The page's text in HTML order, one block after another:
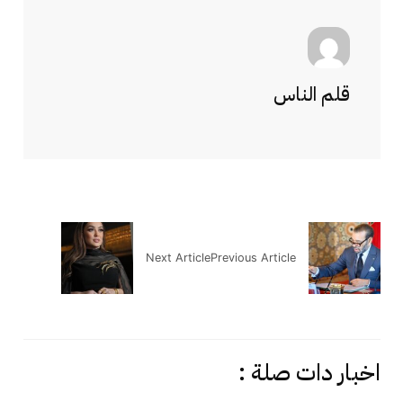
قلم الناس
Previous Article
Next Article
اخبار دات صلة :